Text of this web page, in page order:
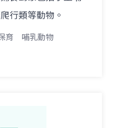
爬行類等動物。
育 哺乳動物